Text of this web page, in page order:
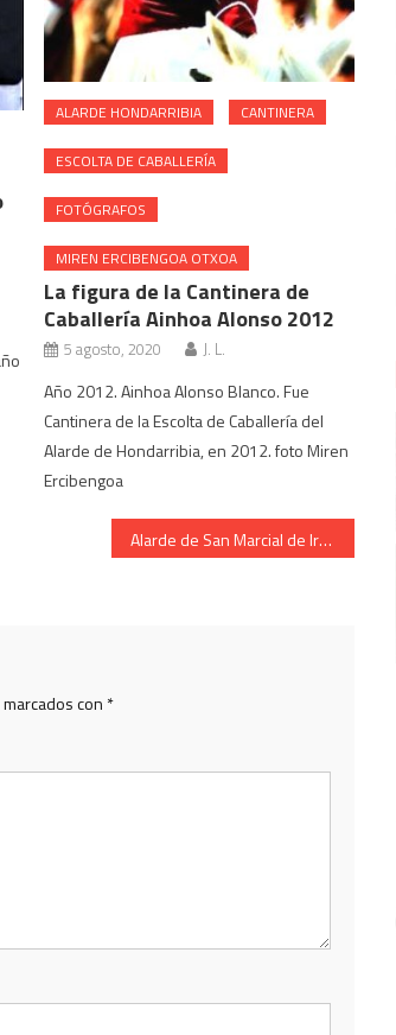
ALARDE HONDARRIBIA CANTINERA
ESCOLTA DE CABALLERÍA
FOTÓGRAFOS
MIREN ERCIBENGOA OTXOA
La figura de la Cantinera de
Caballería Ainhoa Alonso 2012
5 agosto, 2020 J. L.
Año 2012. Ainhoa Alonso Blanco. Fue
Cantinera de la Escolta de Caballería del
Alarde de Hondarribia, en 2012. foto Miren
Ercibengoa
Alarde de San Marcial de Irun.Escolta de Caballeria.
con *